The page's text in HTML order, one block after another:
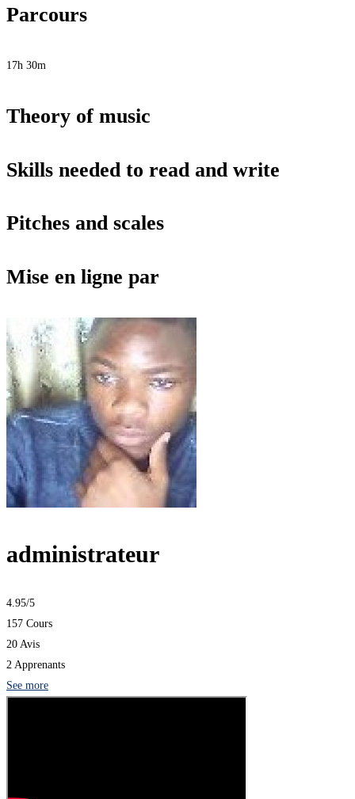
Parcours
17h 30m
Theory of music
Skills needed to read and write
Pitches and scales
Mise en ligne par
administrateur
4.95/5
157 Cours
20 Avis
2 Apprenants
See more